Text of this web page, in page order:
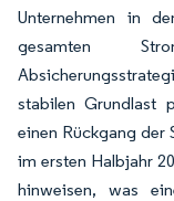
Unternehmen in
gesamten
stabilen Grundlast
einen Rückgang der
im ersten Halbjahr
hinweisen, was